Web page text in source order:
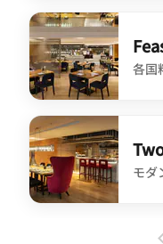
undefined Two
各国
undefined Feast
モダ
undefined Two